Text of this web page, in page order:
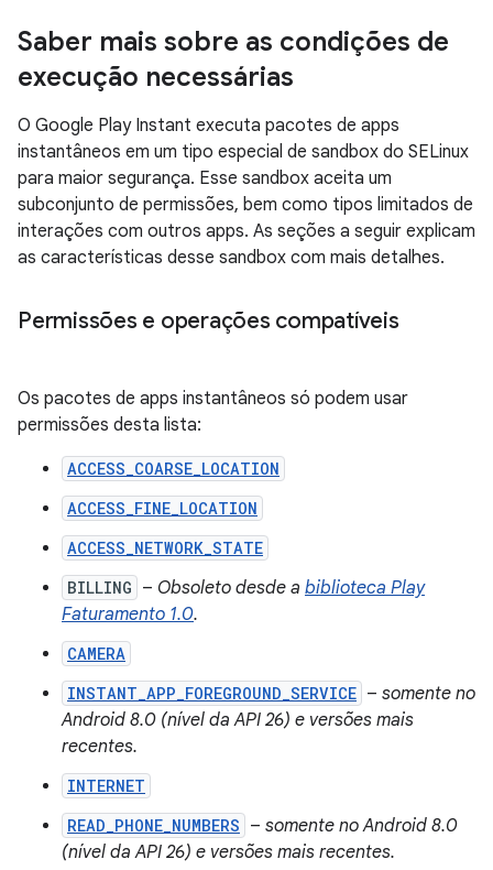
Saber mais sobre as condições de
execução necessárias
O Google Play Instant executa pacotes de apps
instantâneos em um tipo especial de sandbox do SELinux
para maior segurança. Esse sandbox aceita um
subconjunto de permissões, bem como tipos limitados de
interações com outros apps. As seções a seguir explicam
as características desse sandbox com mais detalhes.
Permissões e operações compatíveis
Os pacotes de apps instantâneos só podem usar
permissões desta lista:
ACCESS_COARSE_LOCATION
ACCESS_FINE_LOCATION
ACCESS_NETWORK_STATE
BILLING – Obsoleto desde a biblioteca Play
Faturamento 1.0.
CAMERA
INSTANT_APP_FOREGROUND_SERVICE – somente no
Android 8.0 (nível da API 26) e versões mais
recentes.
INTERNET
READ_PHONE_NUMBERS – somente no Android 8.0
(nível da API 26) e versões mais recentes.